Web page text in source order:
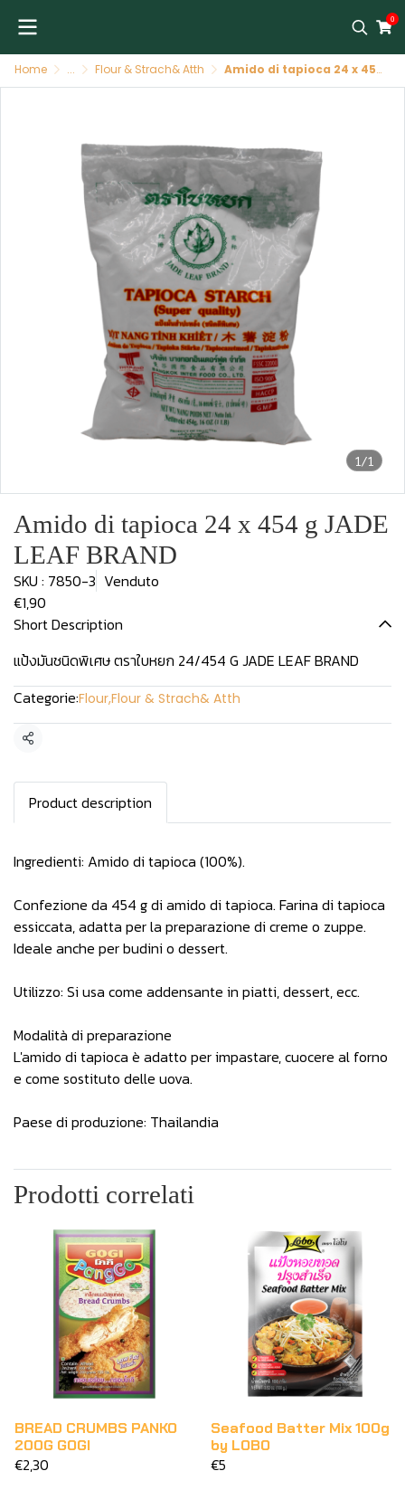
0
Home ... Flour & Strach& Atth Amido di tapioca 24 x 454 g JADE LEAF BRAND
1/1
Amido di tapioca 24 x 454 g JADE
LEAF BRAND
SKU : 7850-3 Venduto
€1,90
Short Description
แป้งมันชนิดพิเศษ ตราใบหยก 24/454 G JADE LEAF BRAND
Categorie:Flour,Flour & Strach& Atth
Condividi
Product description
Ingredienti: Amido di tapioca (100%).
Confezione da 454 g di amido di tapioca. Farina di tapioca
essiccata, adatta per la preparazione di creme o zuppe.
Ideale anche per budini o dessert.
Utilizzo: Si usa come addensante in piatti, dessert, ecc.
Modalità di preparazione
L'amido di tapioca è adatto per impastare, cuocere al forno
e come sostituto delle uova.
Paese di produzione: Thailandia
Prodotti correlati
BREAD CRUMBS PANKO
200G GOGI
€2,30
Seafood Batter Mix 100g
by LOBO
€5